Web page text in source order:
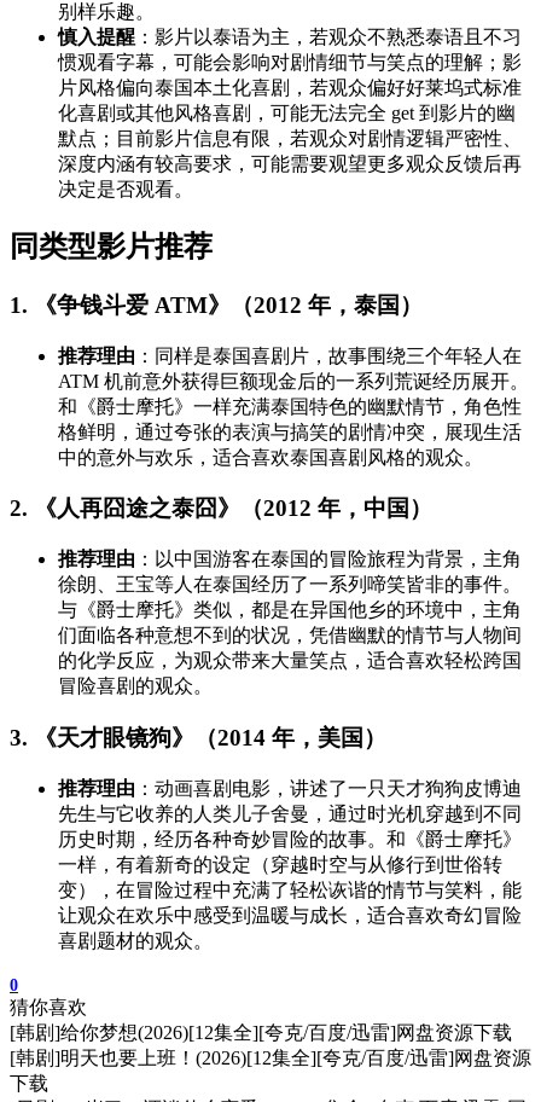
别样乐趣。
慎入提醒 ：影片以泰语为主，若观众不熟悉泰语且不习
惯观看字幕，可能会影响对剧情细节与笑点的理解；影
片风格偏向泰国本土化喜剧，若观众偏好好莱坞式标准
化喜剧或其他风格喜剧，可能无法完全 get 到影片的幽
默点；目前影片信息有限，若观众对剧情逻辑严密性、
深度内涵有较高要求，可能需要观望更多观众反馈后再
决定是否观看。
同类型影片推荐
1. 《争钱斗爱 ATM》（2012 年，泰国）
推荐理由 ：同样是泰国喜剧片，故事围绕三个年轻人在
ATM 机前意外获得巨额现金后的一系列荒诞经历展开。
和《爵士摩托》一样充满泰国特色的幽默情节，角色性
格鲜明，通过夸张的表演与搞笑的剧情冲突，展现生活
中的意外与欢乐，适合喜欢泰国喜剧风格的观众。
2. 《人再囧途之泰囧》（2012 年，中国）
推荐理由 ：以中国游客在泰国的冒险旅程为背景，主角
徐朗、王宝等人在泰国经历了一系列啼笑皆非的事件。
与《爵士摩托》类似，都是在异国他乡的环境中，主角
们面临各种意想不到的状况，凭借幽默的情节与人物间
的化学反应，为观众带来大量笑点，适合喜欢轻松跨国
冒险喜剧的观众。
3. 《天才眼镜狗》（2014 年，美国）
推荐理由 ：动画喜剧电影，讲述了一只天才狗狗皮博迪
先生与它收养的人类儿子舍曼，通过时光机穿越到不同
历史时期，经历各种奇妙冒险的故事。和《爵士摩托》
一样，有着新奇的设定（穿越时空与从修行到世俗转
变），在冒险过程中充满了轻松诙谐的情节与笑料，能
让观众在欢乐中感受到温暖与成长，适合喜欢奇幻冒险
喜剧题材的观众。
0
猜你喜欢
[韩剧]给你梦想(2026)[12集全][夸克/百度/迅雷]网盘资源下载
[韩剧]明天也要上班！(2026)[12集全][夸克/百度/迅雷]网盘资源
下载